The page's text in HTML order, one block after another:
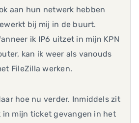
aan hun netwerk hebben
bij mij in de buurt.
ik IP6 uitzet in mijn KPN
kan ik weer als vanouds
FileZilla werken.
hoe nu verder. Inmiddels zit
in mijn ticket gevangen in het